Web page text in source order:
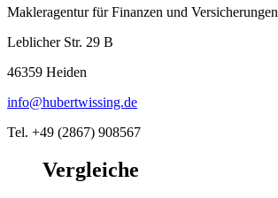
Makleragentur für Finanzen und Versicherungen
Leblicher Str. 29 B
46359 Heiden
info@hubertwissing.de
Tel. +49 (2867) 908567
Vergleiche